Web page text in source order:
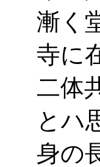
漸く
寺に
二体
とハ
身の